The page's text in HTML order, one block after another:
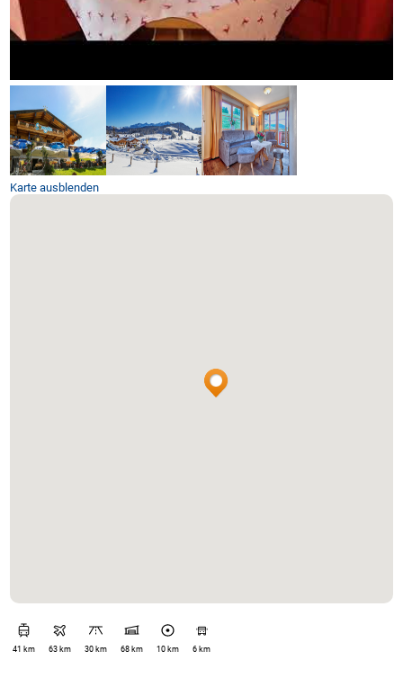
Karte ausblenden
41 km 63 km 30 km 68 km 10 km 6 km